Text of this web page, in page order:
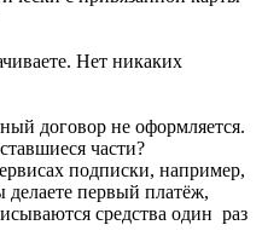
Нет никаких
договор не оформляется.
части?
подписки, например,
первый платёж,
средства один раз